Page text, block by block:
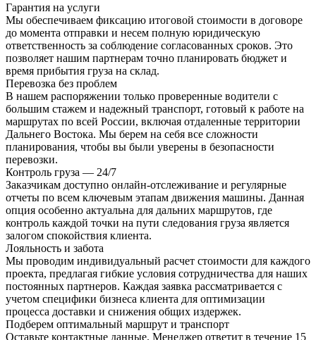
Гарантия на услуги
Мы обеспечиваем фиксацию итоговой стоимости в договоре
до момента отправки и несем полную юридическую
ответственность за соблюдение согласованных сроков. Это
позволяет нашим партнерам точно планировать бюджет и
время прибытия груза на склад.
Перевозка без проблем
В нашем распоряжении только проверенные водители с
большим стажем и надежный транспорт, готовый к работе на
маршрутах по всей России, включая отдаленные территории
Дальнего Востока. Мы берем на себя все сложности
планирования, чтобы вы были уверены в безопасности
перевозки.
Контроль груза — 24/7
Заказчикам доступно онлайн-отслеживание и регулярные
отчеты по всем ключевым этапам движения машины. Данная
опция особенно актуальна для дальних маршрутов, где
контроль каждой точки на пути следования груза является
залогом спокойствия клиента.
Лояльность и забота
Мы проводим индивидуальный расчет стоимости для каждого
проекта, предлагая гибкие условия сотрудничества для наших
постоянных партнеров. Каждая заявка рассматривается с
учетом специфики бизнеса клиента для оптимизации
процесса доставки и снижения общих издержек.
Подберем оптимальный маршрут и транспорт
Оставьте контактные данные. Менеджер ответит в течение 15